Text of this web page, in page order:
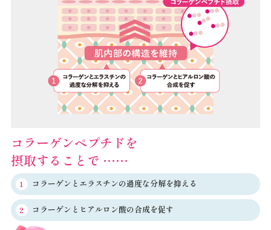
コラーゲンペプチドを
摂取することで ……
1 コラーゲンとエラスチンの過度な分解を抑える
2 コラーゲンとヒアルロン酸の合成を促す